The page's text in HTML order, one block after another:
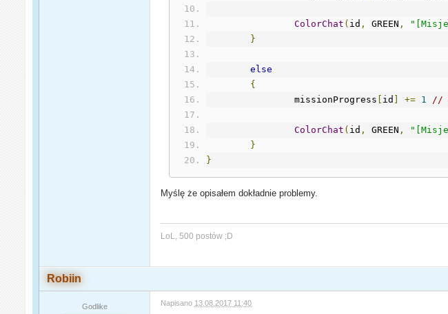
ColorChat ( id , GREEN ,
}
else
{
		missionProgress
[ id ] += 1 //
ColorChat ( id , GREEN ,
}
}
Myślę że opisałem dokładnie problemy.
LoL, 500 postów ;D
Robiin
Godlike Napisano 13.08.2017 11:40